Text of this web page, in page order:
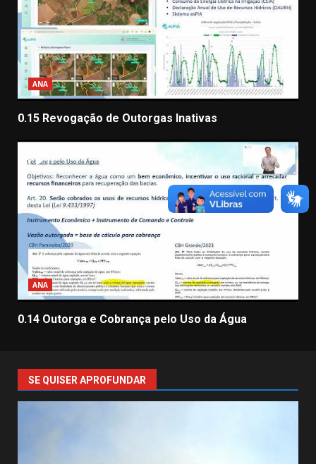
ANA
0.15 Revogação de Outorgas Inativas
ANA
0.14 Outorga e Cobrança pelo Uso da Água
SE QUISER APROFUNDAR